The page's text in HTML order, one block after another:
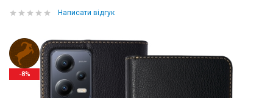
Написати відгук
-8%